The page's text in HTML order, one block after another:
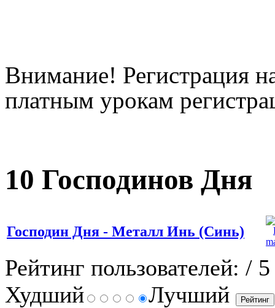
Внимание! Регистрация
платным урокам
10 Господинов Дня
Господин Дня - Металл Инь (Синь)
Рейтинг пользователей: / 5
Худший
Лучший